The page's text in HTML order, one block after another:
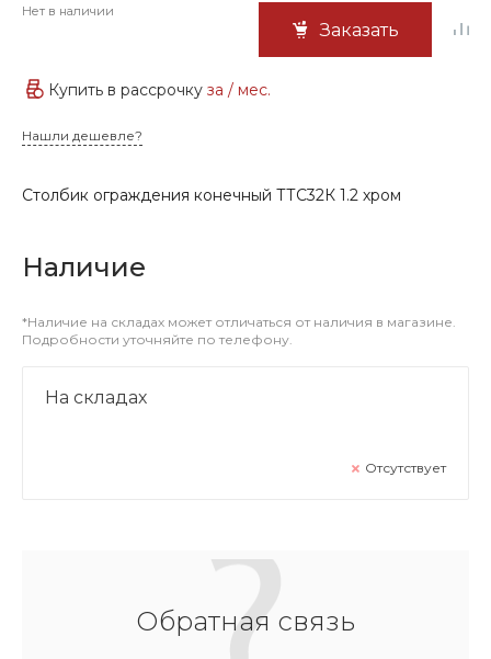
Нет в наличии
Заказать
Купить в рассрочку за / мес.
Нашли дешевле?
Столбик ограждения конечный ТТС32К 1.2 хром
Наличие
*Наличие на складах может отличаться от наличия в магазине.
Подробности уточняйте по телефону.
На складах
Отсутствует
Обратная связь